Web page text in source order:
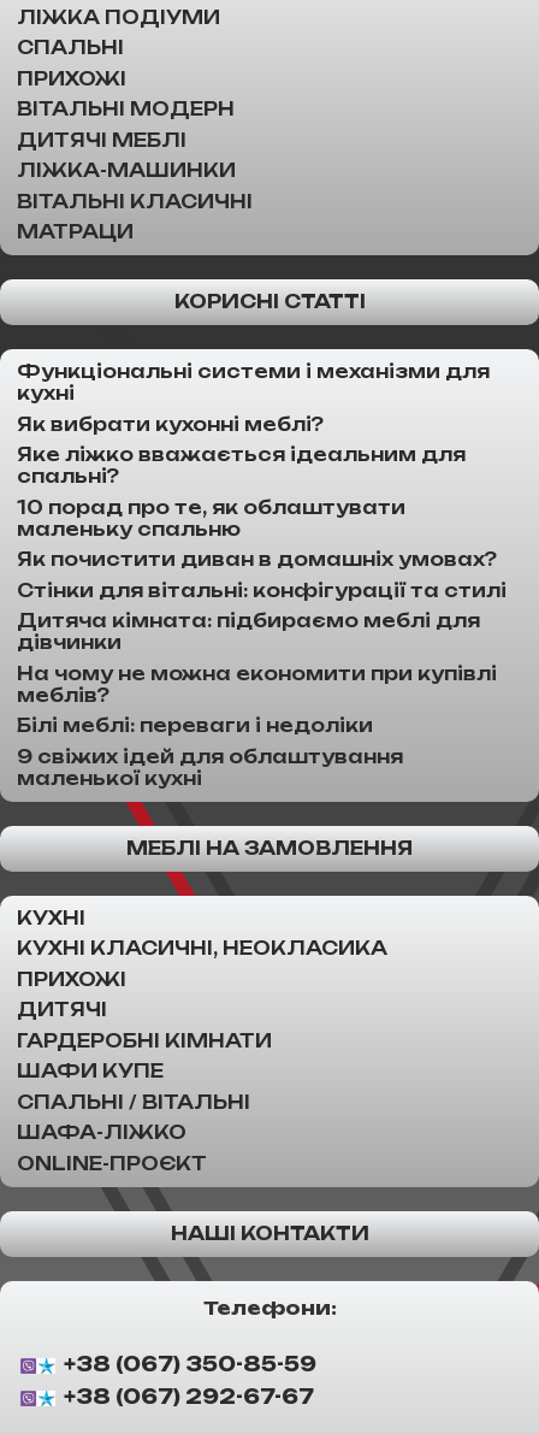
ЛІЖКА ПОДІУМИ
СПАЛЬНІ
ПРИХОЖІ
ВІТАЛЬНІ МОДЕРН
ДИТЯЧІ МЕБЛІ
ЛІЖКА-МАШИНКИ
ВІТАЛЬНІ КЛАСИЧНІ
МАТРАЦИ
КОРИСНІ СТАТТІ
Функціональні системи і механізми для
кухні
Як вибрати кухонні меблі?
Яке ліжко вважається ідеальним для
спальні?
10 порад про те, як облаштувати
маленьку спальню
Як почистити диван в домашніх умовах?
Стінки для вітальні: конфігурації та стилі
Дитяча кімната: підбираємо меблі для
дівчинки
На чому не можна економити при купівлі
меблів?
Білі меблі: переваги і недоліки
9 свіжих ідей для облаштування
маленької кухні
МЕБЛІ НА ЗАМОВЛЕННЯ
КУХНІ
КУХНІ КЛАСИЧНІ, НЕОКЛАСИКА
ПРИХОЖІ
ДИТЯЧІ
ГАРДЕРОБНІ КІМНАТИ
ШАФИ КУПЕ
СПАЛЬНІ / ВІТАЛЬНІ
ШАФА-ЛІЖКО
ONLINE-ПРОЄКТ
НАШІ КОНТАКТИ
Телефони:
+38 (067) 350-85-59
+38 (067) 292-67-67